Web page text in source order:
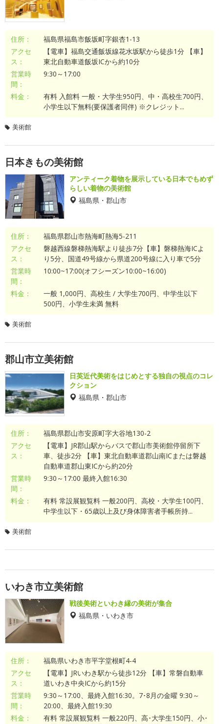
住所：
福島県福島市飯坂町字銀杏1-13
アクセ
ス：
【電車】福島交通飯坂線花水坂駅から徒歩1分 【車】
東北自動車道飯坂ICから約10分
営業時
間：
9:30～17:00
料金：
有料 入館料 一般・大学生950円、中・高校生700円、
小学生以下無料(要保護者同伴) ※クレジット...
美術館
日本きもの美術館
アンティーク着物を展示している日本でもめず
らしい着物の美術館
福島県・郡山市
住所：
福島県郡山市熱海町熱海5-211
アクセ
ス：
磐越西線磐梯熱海駅より徒歩7分【車】磐梯熱海ICよ
り5分、国道49号線から県道200号線に入り車で5分
営業時
間：
10:00~17:00(オフシーズン10:00~16:00)
料金：
一般 1,000円、高校生 / 大学生700円、中学生以下
500円、小学生未満 無料
美術館
郡山市立美術館
日英近代美術をはじめとする独自の視点のコレ
クション
福島県・郡山市
住所：
福島県郡山市安原町字大谷地130-2
アクセ
ス：
【電車】JR郡山駅からバスで郡山市美術館停留所下
車、徒歩2分 【車】東北自動車道郡山南ICまたは磐越
自動車道郡山東ICから約20分
営業時
間：
9:30～17:00 最終入館16:30
料金：
有料 常設展観覧料 一般200円、高校・大学生100円、
中学生以下・65歳以上及び身体障害者手帳所持...
美術館
いわき市立美術館
戦後美術といわき縁の美術が集合
福島県・いわき市
住所：
福島県いわき市平字堂根町4-4
アクセ
ス：
【電車】JRいわき駅から徒歩12分 【車】常磐自動車
道いわき中央ICから約15分
営業時
間：
9:30～17:00、最終入館16:30。7･8月の金曜 9:30～
20:00、最終入館19:30
料金：
有料 常設展観覧料 一般220円、高･大学生150円、小･